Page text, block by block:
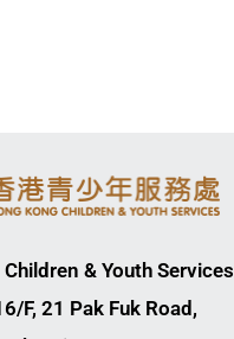
& Youth Services
F, 21 Pak Fuk Road,